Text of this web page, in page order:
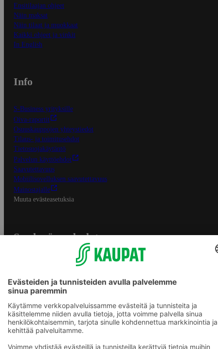
Ensitilaajan ohjeet
Näin maksat
Näin tilaat ja muokkaat
Kaikki ohjeet ja vinkit
In English
Info
S-Business yrityksille
Oiva-raportit
Osuuskauppojen yhteystiedot
Tilaus- ja toimitusehdot
Tietosuojakäytäntö
Palvelun käyttöehdot
Saavutettavuus
Mobiilisovelluksen saavutettavuus
Mainostajalle
Muuta evästeasetuksia
S-ryhmän palvelut
Yhteishyvä Ruoka -sovellus
S-ostoslista -sovellus
Prisma.fi
Sokos.fi
S-Pankki